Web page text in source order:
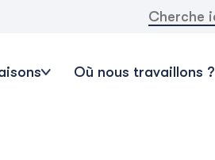
Rechercher:
Où nous travaillons ?